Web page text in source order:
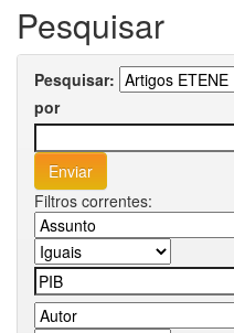
Pesquisar
Pesquisar:
por
Filtros correntes: